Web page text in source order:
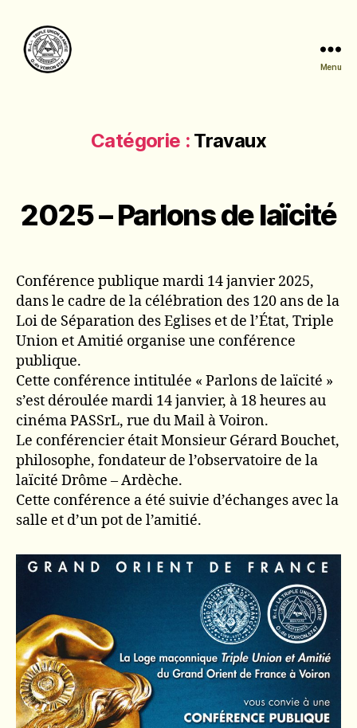
Menu
Catégorie : Travaux
2025 – Parlons de laïcité
Conférence publique mardi 14 janvier 2025,
dans le cadre de la célébration des 120 ans de la
Loi de Séparation des Eglises et de l’État, Triple
Union et Amitié organise une conférence
publique.
Cette conférence intitulée « Parlons de laïcité »
s’est déroulée mardi 14 janvier, à 18 heures au
cinéma PASSrL, rue du Mail à Voiron.
Le conférencier était Monsieur Gérard Bouchet,
philosophe, fondateur de l’observatoire de la
laïcité Drôme – Ardèche.
Cette conférence a été suivie d’échanges avec la
salle et d’un pot de l’amitié.